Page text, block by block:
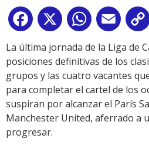
Facebook
X WhatsApp
Email
La última jornada de la Liga de
posiciones definitivas de los
grupos y las cuatro vacantes
para completar el cartel de los
suspiran por alcanzar el París
Manchester United, aferrado a
progresar.